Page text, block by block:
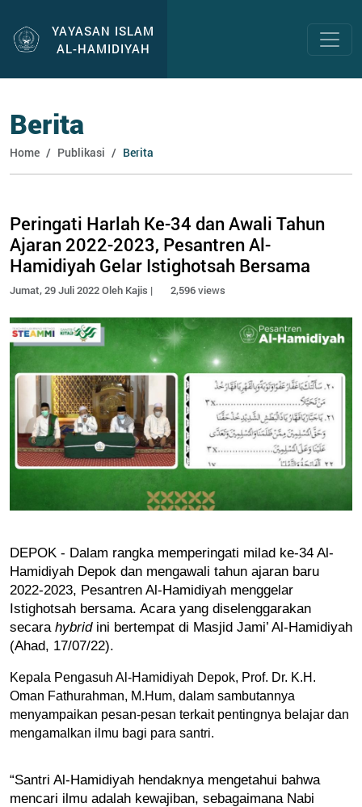
YAYASAN ISLAM
AL-HAMIDIYAH
Berita
Home Publikasi Berita
Peringati Harlah Ke-34 dan Awali Tahun
Ajaran 2022-2023, Pesantren Al-
Hamidiyah Gelar Istighotsah Bersama
Jumat, 29 Juli 2022 Oleh Kajis | 2,596 views
DEPOK - Dalam rangka memperingati milad ke-34 Al-
Hamidiyah Depok dan mengawali tahun ajaran baru
2022-2023, Pesantren Al-Hamidiyah menggelar
Istighotsah bersama. Acara yang diselenggarakan
secara hybrid ini bertempat di Masjid Jami’ Al-Hamidiyah
(Ahad, 17/07/22).
Kepala Pengasuh Al-Hamidiyah Depok, Prof. Dr. K.H.
Oman Fathurahman, M.Hum, dalam sambutannya
menyampaikan pesan-pesan terkait pentingnya belajar dan
mengamalkan ilmu bagi para santri.
“Santri Al-Hamidiyah hendaknya mengetahui bahwa
mencari ilmu adalah kewajiban, sebagaimana Nabi